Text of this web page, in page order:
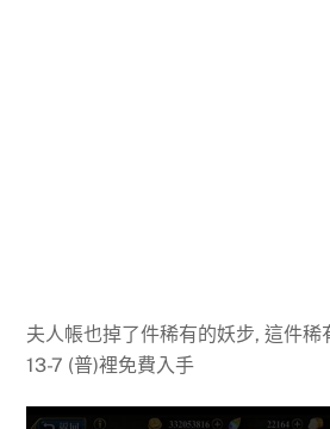
夫人帳也掉了件稀有的妖步, 這件稀
13-7 (普)裡免費入手